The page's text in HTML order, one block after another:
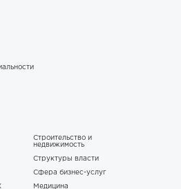
Строительство и
недвижимость
Структуры власти
Сфера бизнес-услуг
Медицина